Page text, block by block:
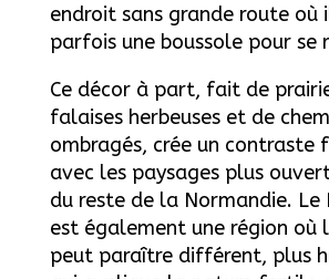
endroit sans grande route
parfois une boussole pour se
Ce décor à part, fait de
falaises herbeuses et de
ombragés, crée un contraste
avec les paysages plus
du reste de la Normandie. Le
est également une région où
peut paraître différent, plus